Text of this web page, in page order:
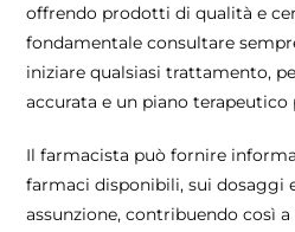
offrendo prodotti di qualità e
fondamentale consultare
iniziare qualsiasi trattamento,
accurata e un piano terapeutico
Il farmacista può fornire
farmaci disponibili, sui dosaggi
assunzione, contribuendo così